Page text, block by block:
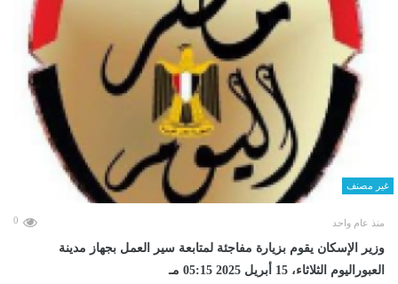
غير مصنف
منذ عام واحد 0
وزير الإسكان يقوم بزيارة مفاجئة لمتابعة سير العمل بجهاز مدينة
العبوراليوم الثلاثاء، 15 أبريل 2025 05:15 مـ